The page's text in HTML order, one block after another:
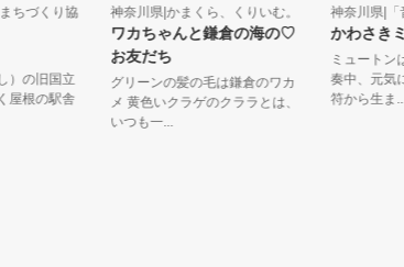
づくり協
の旧国立
根の駅舎
神奈川県|かまくら、くりいむ。
ワカちゃんと鎌倉の海の♡
お友だち
グリーンの髪の毛は鎌倉のワカ
メ 黄色いクラゲのクララとは、
いつも一...
神奈川県|「音
かわさきミ
ミュートンは
奏中、元気に
符から生ま...